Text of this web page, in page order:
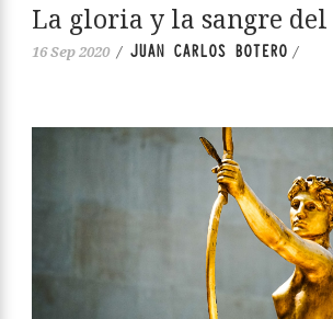
La gloria y la sangre
16 Sep 2020 / JUAN CARLOS BOTERO /